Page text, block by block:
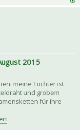
2015
meine Tochter ist
und grobem
für ihre